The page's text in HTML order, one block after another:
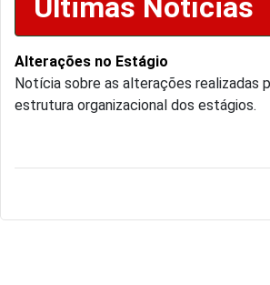
Últimas Notícias
Alterações no Estágio
Notícia sobre as alterações realizadas
estrutura organizacional dos estágios.